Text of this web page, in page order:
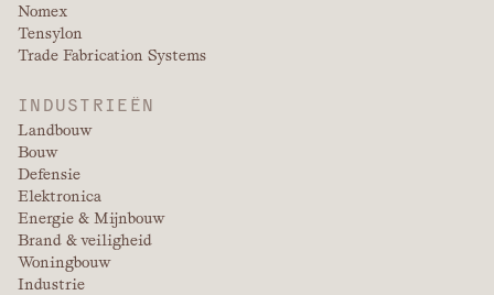
Nomex
Tensylon
Trade Fabrication Systems
INDUSTRIEËN
Landbouw
Bouw
Defensie
Elektronica
Energie & Mijnbouw
Brand & veiligheid
Woningbouw
Industrie